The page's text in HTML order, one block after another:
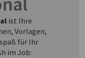
ist Ihre
Vorlagen,
für Ihr
im Job: